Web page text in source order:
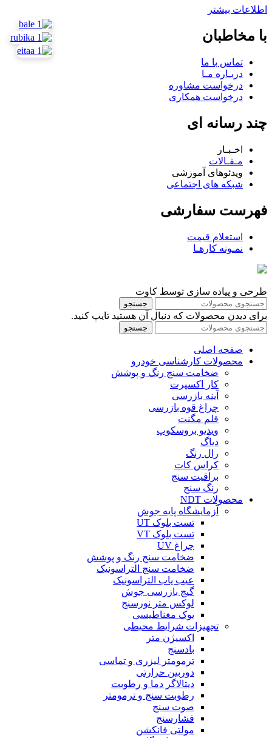
اطلاعات بیشتر
با مخاطبان
تماس با ما
دربـاره مـا
درخواست مشاوره
درخواست همکاری
چند رسانه ای
اخـبـار
مـقـالات
ویدئوهای آموزشی
شبکه های اجتماعی
فهرست سفارشی
استعلام قیمت
نمـونه کارهـا
طرحی و پیاده سازی توسط کاوت
جستجو
برای دیدن محصولات که دنبال آن هستید تایپ کنید.
جستجو
صفحه اصلی
محصولات کارشناسی خودرو
ضخامت سنج رنگ و پوشش
کار اکسپرت
آینه بازرسی
چراغ قوه بازرسی
قلم مگنت
ویدیو بروسکوپ
دیاگ
رال رنگ
کراس کات
براقیت سنج
رنگ سنج
محصولات NDT
آزمایشگاه پایه جوش
تست بلوک UT
تست بلوک VT
چراغ UV
ضخامت سنج رنگ و پوشش
ضخامت سنج التراسونیک
عیب یاب التراسونیک
گیج بازرسی جوش
لوکس متر نورسنج
یوک مغناطیسی
تجهیزات شرایط محیطی
اکسیژن متر
بادسنج
ترمومتر لیزری و تماسی
دوربین حرارتی
دیتالاگر دما و رطوبت
رطوبت سنج و ترمومتر
صوت سنج
فشارسنج
مولتی فانکشن